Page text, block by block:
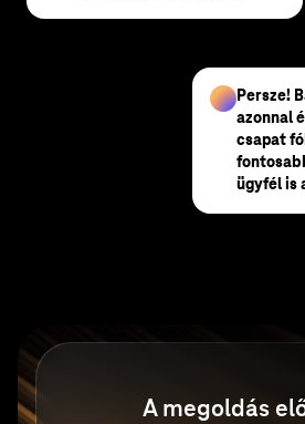
Persze!
azonnal
csapat
ügyfél is
A megoldás